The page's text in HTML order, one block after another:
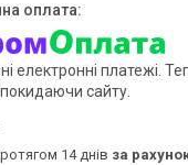
електронні платежі.
сайту.
14 днів за